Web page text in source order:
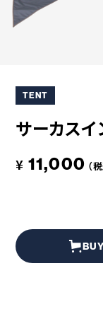
ABOUT US
INFORMATION
TENT
サーカス
¥ 11,000 （